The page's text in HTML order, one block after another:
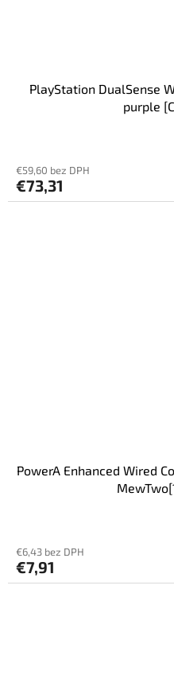
PlayStation DualSense
purple
€59,60 bez DPH
€73,31
PowerA Enhanced Wired
€6,43 bez DPH
€7,91